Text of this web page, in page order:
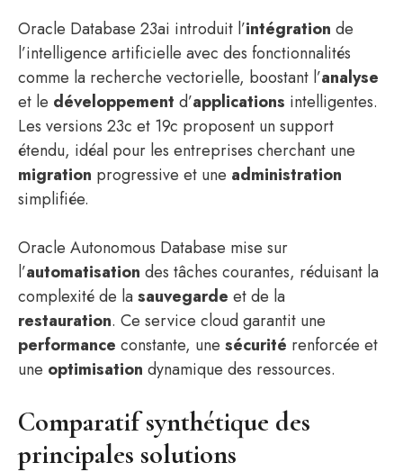
Oracle Database 23ai introduit l’intégration de
l’intelligence artificielle avec des fonctionnalités
comme la recherche vectorielle, boostant l’analyse
et le développement d’applications intelligentes.
Les versions 23c et 19c proposent un support
étendu, idéal pour les entreprises cherchant une
migration progressive et une administration
simplifiée.
Oracle Autonomous Database mise sur
l’automatisation des tâches courantes, réduisant la
complexité de lasauvegarde et de la
restauration. Ce service cloud garantit une
performance constante, une sécurité renforcée et
une optimisation dynamique des ressources.
Comparatif synthétique des
principales solutions